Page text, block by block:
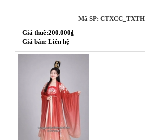
Mã SP: CTXCC_TXTH
Giá thuê:200.000₫
Giá bán: Liên hệ